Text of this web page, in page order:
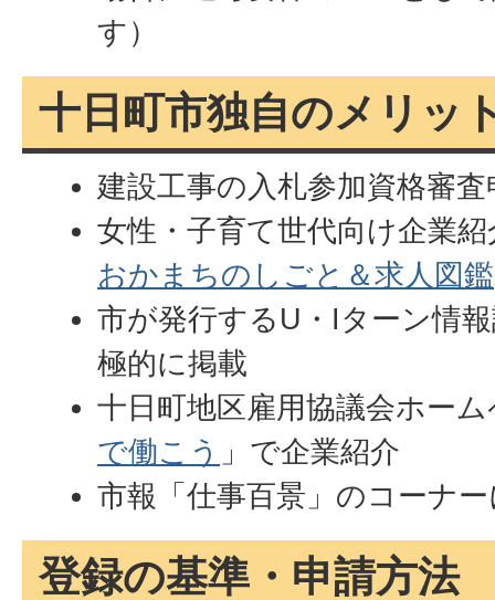
す）
十日町市独自のメリッ
建設工事の入札参加資格審
女性・子育て世代向け企業
おかまちのしごと＆求人図鑑
市が発行するU・Iターン情
極的に掲載
十日町地区雇用協議会ホー
で働こう 」で企業紹介
市報「仕事百景」のコーナ
登録の基準・申請方法